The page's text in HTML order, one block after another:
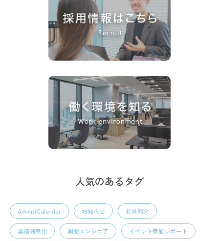
人気のあるタグ
AdventCalendar お知らせ 社員紹介
業務効率化 開発エンジニア イベント参加レポート